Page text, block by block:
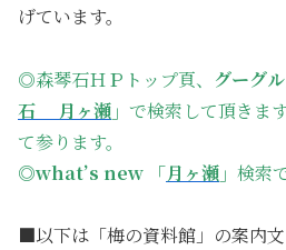
げています。
◎森琴石ＨＰトップ頁、 グーグ
石 月ヶ瀬 」 で検索して頂きま
て参ります。
◎what’s new 「月ヶ瀬 」 検索
■以下は「梅の資料館」の案内